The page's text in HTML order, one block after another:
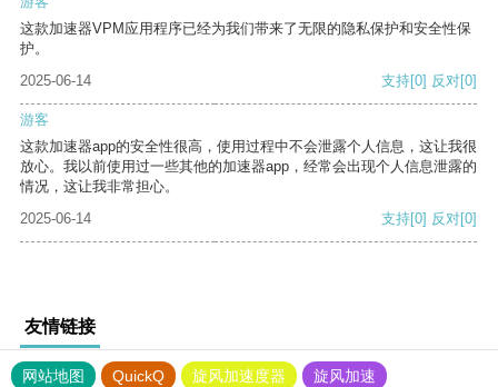
这款加速器VPM应用程序已经为我们带来了无限的隐私保护和安全性保
护。
2025-06-14
支持[0] 反对[0]
游客
这款加速器app的安全性很高，使用过程中不会泄露个人信息，这让我很
放心。我以前使用过一些其他的加速器app，经常会出现个人信息泄露的
情况，这让我非常担心。
2025-06-14
支持[0] 反对[0]
友情链接
网站地图 QuickQ 旋风加速度器 旋风加速